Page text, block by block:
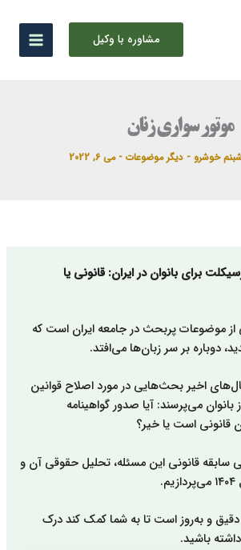
مشاوره با وکیل
موتور سواری زنان
خوشرو - دیگر موضوعات -می 6, 2022
برای بانوان در ایران: قانونی یا
از موضوعات پربحث در جامعه ایران است که
دوباره بر سر زبان‌ها می‌افتد.
اخیر بحث‌هایی در مورد اصلاح قوانین
می‌پرسند: آیا صدور گواهینامه
قانونی است یا خیر؟
سابقه قانونی این مسئله، تحلیل حقوقی آن و
دقیق و به‌روز است تا به شما کمک کند درک
باشید.